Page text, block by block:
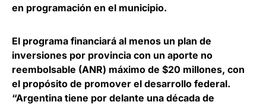
en programación en el municipio.
El programa financiará al menos un plan de
inversiones por provincia con un aporte no
reembolsable (ANR) máximo de $20 millones, con
el propósito de promover el desarrollo federal.
“Argentina tiene por delante una década de